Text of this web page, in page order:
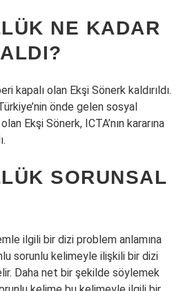
NE KADAR
kapalı olan Ekşi Sönerk kaldırıldı.
önde gelen sosyal
Ekşi Sönerk, ICTA’nın kararına
SORUNSAL
ilgili bir dizi problem anlamına
sorunlu kelimeyle ilişkili bir dizi
Daha net bir şekilde söylemek